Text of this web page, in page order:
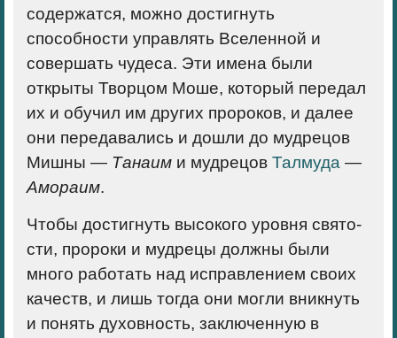
содержатся, можно достигнуть
способности управлять Вселенной и
совершать чудеса. Эти имена были
открыты Творцом Моше, который передал
их и обучил им других пророков, и далее
они передавались и дошли до мудрецов
Мишны — Танаим и мудрецов Талмуда —
Амораим.
Чтобы достигнуть высокого уровня свято­
сти, пророки и мудрецы должны были
много работать над исправлением своих
качеств, и лишь тогда они могли вникнуть
и понять духовность, заключенную в